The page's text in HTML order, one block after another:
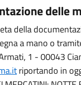
delle
della
a mano o
1 - 00043
riportando in